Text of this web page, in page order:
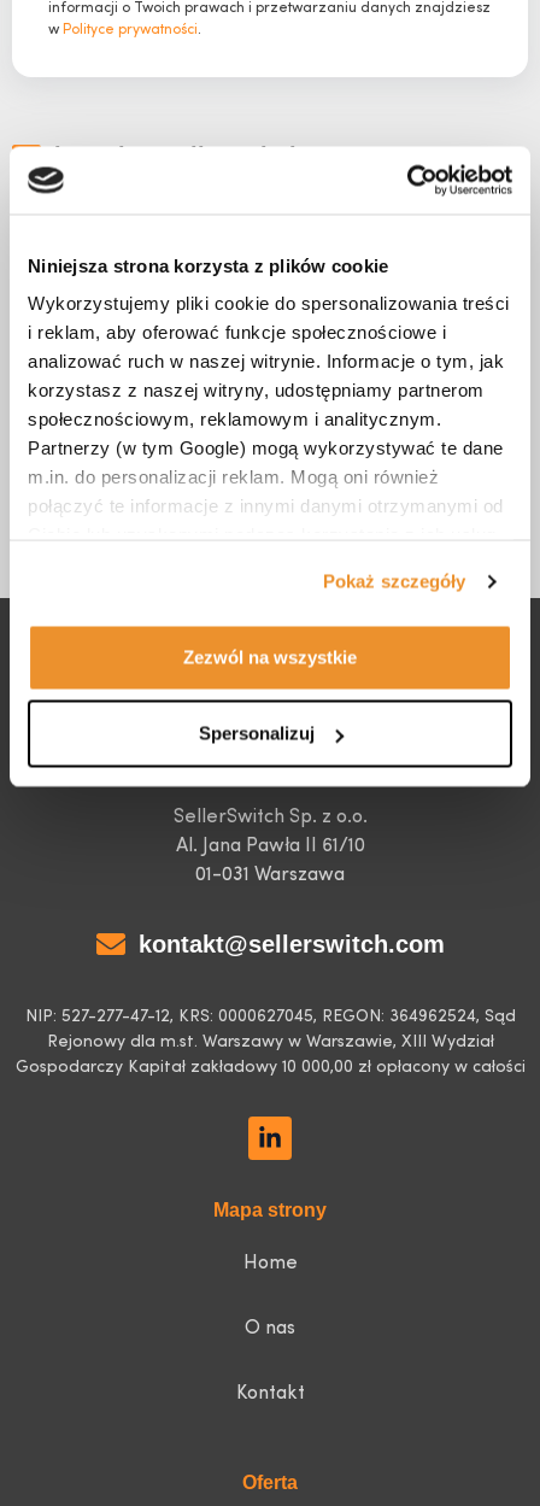
Niniejsza strona korzysta z plików cookie
Wykorzystujemy pliki cookie do spersonalizowania treści
i reklam, aby oferować funkcje społecznościowe i
analizować ruch w naszej witrynie. Informacje o tym, jak
korzystasz z naszej witryny, udostępniamy partnerom
społecznościowym, reklamowym i analitycznym.
Partnerzy (w tym Google) mogą wykorzystywać te dane
m.in. do personalizacji reklam. Mogą oni również
połączyć te informacje z innymi danymi otrzymanymi od
href="https://sellerswitch.com/polityka-prywatnosci/"
target="_blank">Polityce prywatności</a> oraz w <a
href="https://business-safety.google/privacy"
danych</a>.
Pokaż szczegóły
Zezwól na wszystkie
Spersonalizuj
informacji o Twoich prawach i przetwarzaniu danych znajdziesz
w Polityce prywatności.
kontakt@sellerswitch.com
Al. Jana Pawła II 61/6
01-031 Warszawa
Dane firmy
NIP: 527-277-47-12
KRS: 0000627045
REGON: 364962524
SellerSwitch Sp. z o.o.
Al. Jana Pawła II 61/10
01-031 Warszawa
kontakt@sellerswitch.com
NIP: 527-277-47-12, KRS: 0000627045, REGON: 364962524, Sąd
Rejonowy dla m.st. Warszawy w Warszawie, XIII Wydział
Gospodarczy Kapitał zakładowy 10 000,00 zł opłacony w całości
Mapa strony
Home
O nas
Kontakt
Oferta